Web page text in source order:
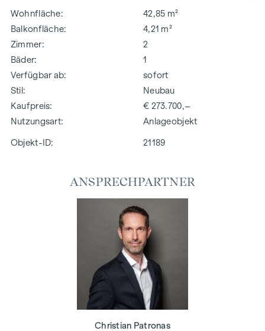
Wohnfläche
42,85 m²
Balkonfläche
4,21 m²
Zimmer
2
Bäder
1
Verfügbar ab
sofort
Stil
Neubau
Kaufpreis
€ 273.700,–
Nutzungsart
Anlageobjekt
Objekt-ID: 21189
ANSPRECHPARTNER
Christian Patronas